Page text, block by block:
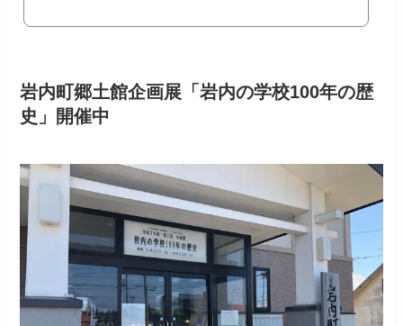
岩内町郷土館企画展「岩内の学校100年の歴
史」開催中